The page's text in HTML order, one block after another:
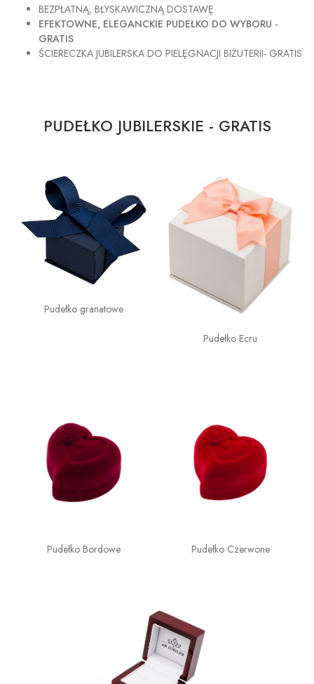
BEZPŁATNĄ, BŁYSKAWICZNĄ DOSTAWĘ
EFEKTOWNE, ELEGANCKIE PUDEŁKO DO WYBORU -
GRATIS
ŚCIERECZKA JUBILERSKA DO PIELĘGNACJI BIŻUTERII- GRATIS
PUDEŁKO JUBILERSKIE - GRATIS
Pudełko granatowe
Pudełko Ecru
Pudełko Bordowe Pudełko Czerwone